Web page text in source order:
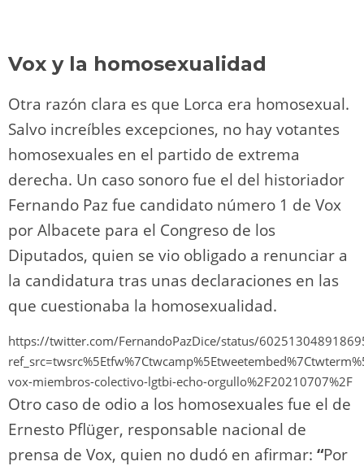
Vox y la homosexualidad
Otra razón clara es que Lorca era homosexual.
Salvo increíbles excepciones, no hay votantes
homosexuales en el partido de extrema
derecha. Un caso sonoro fue el del historiador
Fernando Paz fue candidato número 1 de Vox
por Albacete para el Congreso de los
Diputados, quien se vio obligado a renunciar a
la candidatura tras unas declaraciones en las
que cuestionaba la homosexualidad.
https://twitter.com/FernandoPazDice/status/
vox-miembros-colectivo-lgtbi-echo-orgullo%2F20210707%2F
Otro caso de odio a los homosexuales fue el de
Ernesto Pflüger, responsable nacional de
prensa de Vox, quien no dudó en afirmar: “Por